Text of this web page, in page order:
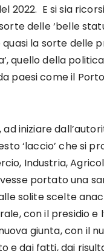
2022. E si sia
delle ‘belle
la sorte delle
quello della
paesi come il
iniziare
‘laccio’ che si
Industria,
portato una
solite scelte
con il presidio e
giunta, con il
e dai fatti, dai